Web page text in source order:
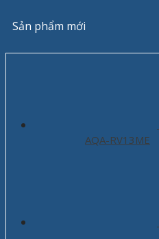
Sản phẩm mới
AQA-RV13ME